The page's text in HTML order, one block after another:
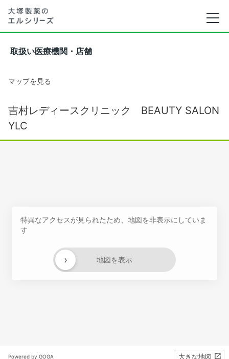
取扱い医療機関・店舗
マップを見る
吉村レディースクリニック BEAUTY SALON
YLC
特異なアクセスが見られたため、地図を非表示にしていま
す
地図を表示
›
Powered by GOGA 大きな地図